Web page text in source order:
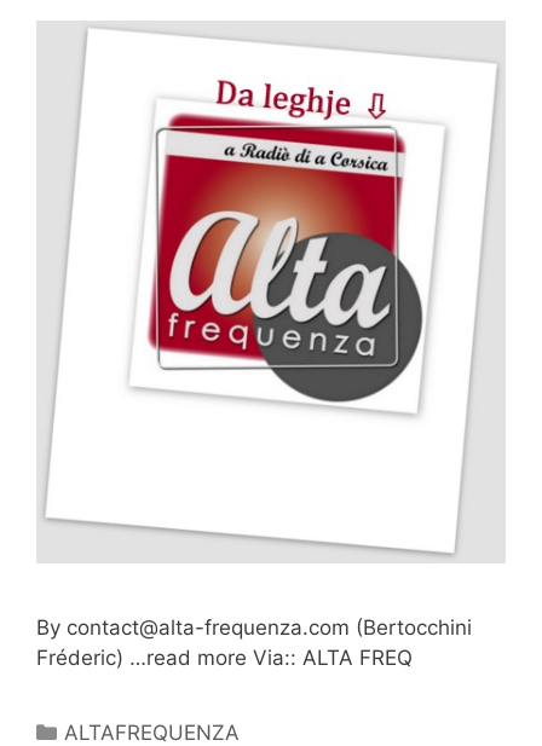
By contact@alta-frequenza.com (Bertocchini
Fréderic) …read more Via:: ALTA FREQ
Catégories
ALTAFREQUENZA